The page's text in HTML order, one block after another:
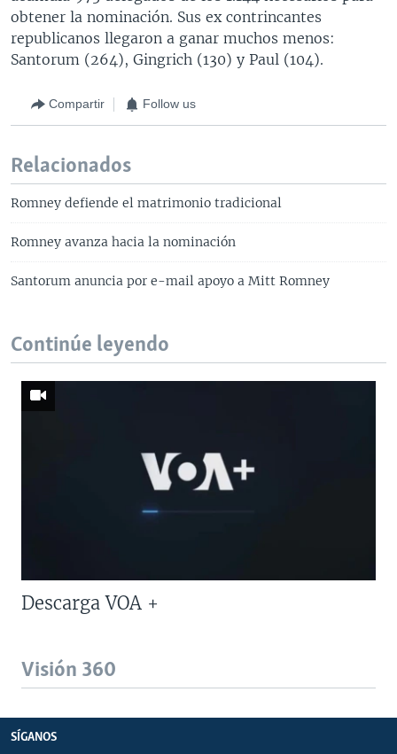
obtener la nominación. Sus ex contrincantes
republicanos llegaron a ganar muchos menos:
Santorum (264), Gingrich (130) y Paul (104).
Compartir Follow us
Relacionados
Romney defiende el matrimonio tradicional
Romney avanza hacia la nominación
Santorum anuncia por e-mail apoyo a Mitt Romney
Continúe leyendo
Descarga VOA +
Visión 360
SÍGANOS